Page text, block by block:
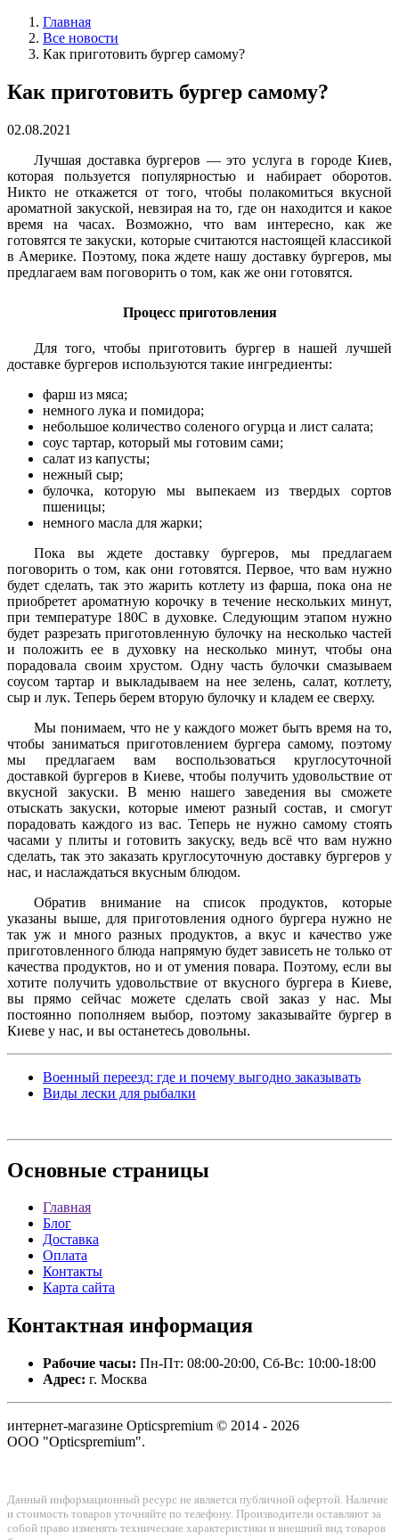
Главная
Все новости
Как приготовить бургер самому?
Как приготовить бургер самому?
02.08.2021
Лучшая доставка бургеров — это услуга в городе Киев,
которая пользуется популярностью и набирает оборотов.
Никто не откажется от того, чтобы полакомиться вкусной
ароматной закуской, невзирая на то, где он находится и какое
время на часах. Возможно, что вам интересно, как же
готовятся те закуски, которые считаются настоящей классикой
в Америке. Поэтому, пока ждете нашу доставку бургеров, мы
предлагаем вам поговорить о том, как же они готовятся.
Процесс приготовления
Для того, чтобы приготовить бургер в нашей лучшей
доставке бургеров используются такие ингредиенты:
фарш из мяса;
немного лука и помидора;
небольшое количество соленого огурца и лист салата;
соус тартар, который мы готовим сами;
салат из капусты;
нежный сыр;
булочка, которую мы выпекаем из твердых сортов
пшеницы;
немного масла для жарки;
Пока вы ждете доставку бургеров, мы предлагаем
поговорить о том, как они готовятся. Первое, что вам нужно
будет сделать, так это жарить котлету из фарша, пока она не
приобретет ароматную корочку в течение нескольких минут,
при температуре 180С в духовке. Следующим этапом нужно
будет разрезать приготовленную булочку на несколько частей
и положить ее в духовку на несколько минут, чтобы она
порадовала своим хрустом. Одну часть булочки смазываем
соусом тартар и выкладываем на нее зелень, салат, котлету,
сыр и лук. Теперь берем вторую булочку и кладем ее сверху.
Мы понимаем, что не у каждого может быть время на то,
чтобы заниматься приготовлением бургера самому, поэтому
мы предлагаем вам воспользоваться круглосуточной
доставкой бургеров в Киеве, чтобы получить удовольствие от
вкусной закуски. В меню нашего заведения вы сможете
отыскать закуски, которые имеют разный состав, и смогут
порадовать каждого из вас. Теперь не нужно самому стоять
часами у плиты и готовить закуску, ведь всё что вам нужно
сделать, так это заказать круглосуточную доставку бургеров у
нас, и наслаждаться вкусным блюдом.
Обратив внимание на список продуктов, которые
указаны выше, для приготовления одного бургера нужно не
так уж и много разных продуктов, а вкус и качество уже
приготовленного блюда напрямую будет зависеть не только от
качества продуктов, но и от умения повара. Поэтому, если вы
хотите получить удовольствие от вкусного бургера в Киеве,
вы прямо сейчас можете сделать свой заказ у нас. Мы
постоянно пополняем выбор, поэтому заказывайте бургер в
Киеве у нас, и вы останетесь довольны.
Военный переезд: где и почему выгодно заказывать
Виды лески для рыбалки
Основные страницы
Главная
Блог
Доставка
Оплата
Контакты
Карта сайта
Контактная информация
Рабочие часы: Пн-Пт: 08:00-20:00, Сб-Вс: 10:00-18:00
Адрес: г. Москва
интернет-магазине Opticspremium © 2014 - 2026
ООО "Opticspremium".
Данный информационный ресурс не является публичной офертой. Наличие
и стоимость товаров уточняйте по телефону. Производители оставляют за
собой право изменять технические характеристики и внешний вид товаров